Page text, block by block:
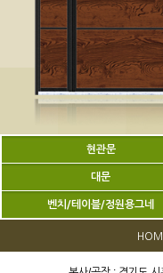
현관문
대문
벤치/테이블/정원용그네